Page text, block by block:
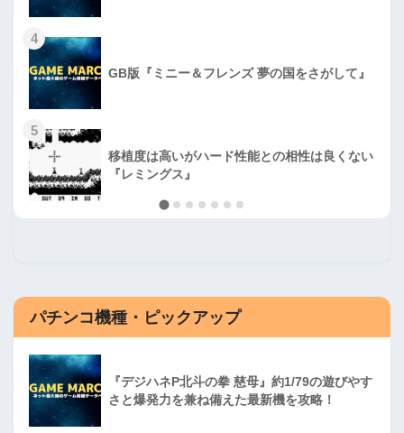
4
GB版『ミニー＆フレンズ 夢の国をさがして』
5
移植度は高いがハード性能との相性は良くない
『レミングス』
パチンコ機種・ピックアップ
『デジハネP北斗の拳 慈母』約1/79の遊びやす
さと爆発力を兼ね備えた最新機を攻略！